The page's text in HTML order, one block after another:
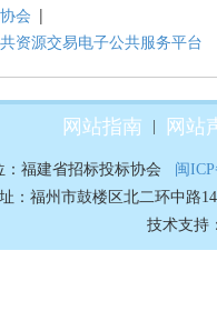
会 |
资源交易电子公共服务平台
网站指南 网站
：福建省招标投标协会 闽
：福州市鼓楼区北二环中路
技术支持